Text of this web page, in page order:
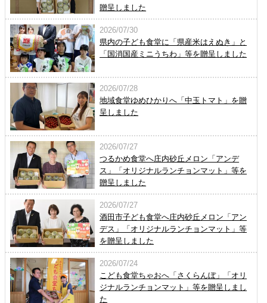
贈呈しました
2026/07/30
県内の子ども食堂に「県産米はえぬき」と
「国消国産ミニうちわ」等を贈呈しました
2026/07/28
地域食堂ゆめひかりへ「中玉トマト」を贈
呈しました
2026/07/27
つるかめ食堂へ庄内砂丘メロン「アンデ
ス」「オリジナルランチョンマット」等を
贈呈しました
2026/07/27
酒田市子ども食堂へ庄内砂丘メロン「アン
デス」「オリジナルランチョンマット」等
を贈呈しました
2026/07/24
こども食堂ちゃおへ「さくらんぼ」「オリ
ジナルランチョンマット」等を贈呈しまし
た